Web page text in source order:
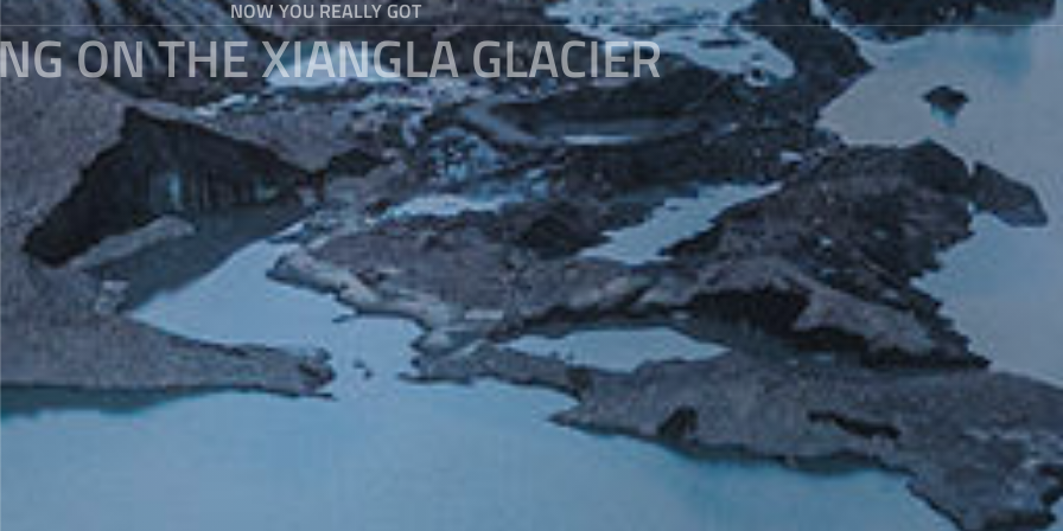
NOW YOU REALLY GOT
ON THE XIANGLA GLACIER